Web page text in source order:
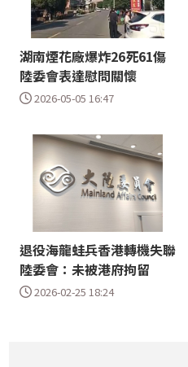
湖南煙花廠爆炸26死61傷
陸委會表達慰問關懷
2026-05-05 16:47
退役海龍蛙兵香港轉機失聯
陸委會：未被港府拘留
2026-02-25 18:24